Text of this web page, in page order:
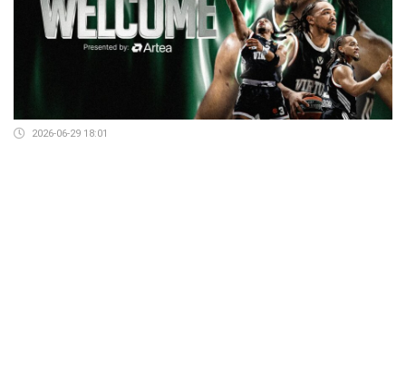
2026-06-29 18:01